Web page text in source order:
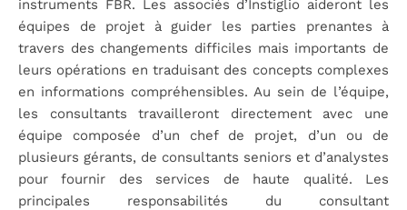
instruments FBR. Les associés d’Instiglio aideront les
équipes de projet à guider les parties prenantes à
travers des changements difficiles mais importants de
leurs opérations en traduisant des concepts complexes
en informations compréhensibles. Au sein de l’équipe,
les consultants travailleront directement avec une
équipe composée d’un chef de projet, d’un ou de
plusieurs gérants, de consultants seniors et d’analystes
pour fournir des services de haute qualité. Les
principales responsabilités du consultant